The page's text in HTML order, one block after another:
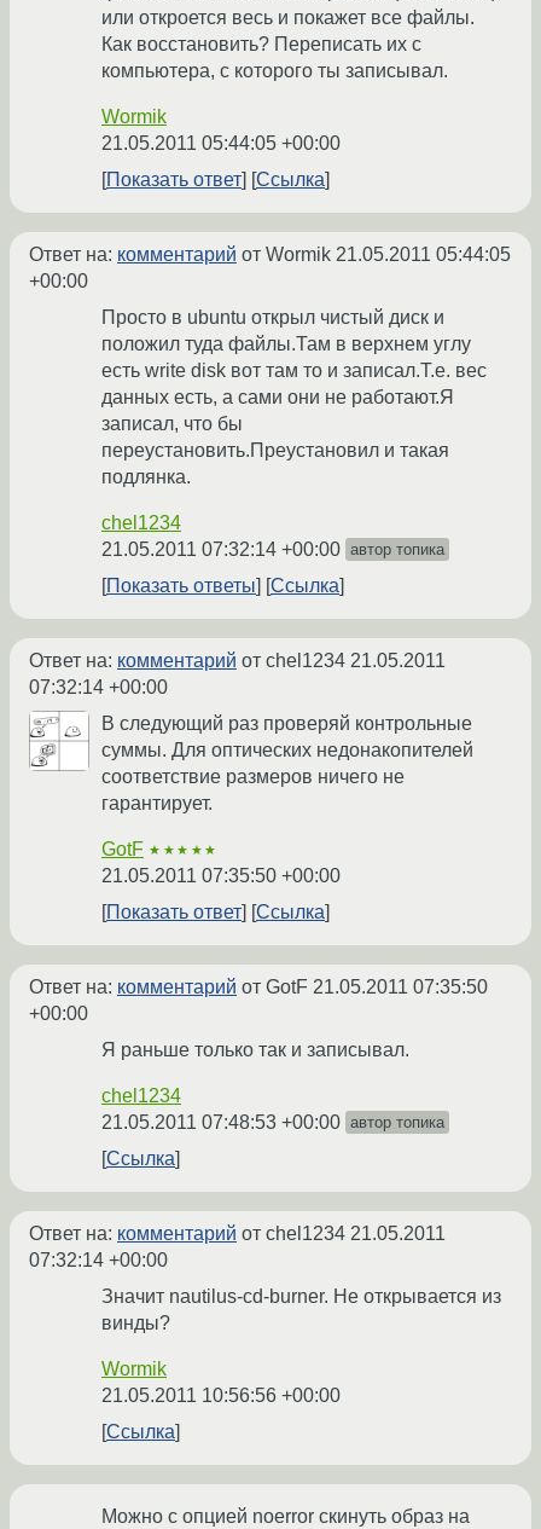
или откроется весь и покажет все файлы.
Как восстановить? Переписать их с
компьютера, с которого ты записывал.
Wormik
21.05.2011 05:44:05 +00:00
Показать ответ
Ссылка
Ответ на: комментарий от Wormik 21.05.2011 05:44:05
+00:00
Просто в ubuntu открыл чистый диск и
положил туда файлы.Там в верхнем углу
есть write disk вот там то и записал.Т.е. вес
данных есть, а сами они не работают.Я
записал, что бы
переустановить.Преустановил и такая
подлянка.
chel1234
21.05.2011 07:32:14 +00:00 автор топика
Показать ответы Ссылка
Ответ на: комментарий от chel1234 21.05.2011
07:32:14 +00:00
В следующий раз проверяй контрольные
суммы. Для оптических недонакопителей
соответствие размеров ничего не
гарантирует.
GotF ★★★★★
21.05.2011 07:35:50 +00:00
Показать ответ
Ссылка
Ответ на: комментарий от GotF 21.05.2011 07:35:50
+00:00
Я раньше только так и записывал.
chel1234
21.05.2011 07:48:53 +00:00 автор топика
Ссылка
Ответ на: комментарий от chel1234 21.05.2011
07:32:14 +00:00
Значит nautilus-cd-burner. Не открывается из
винды?
Wormik
21.05.2011 10:56:56 +00:00
Ссылка
Можно с опцией noerror скинуть образ на